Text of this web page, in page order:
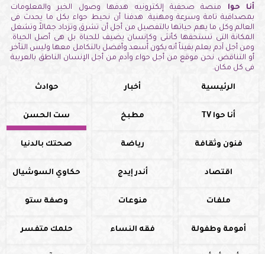
أنا حوا منصة صحفية إلكترونيه هدفها وصول الخبر والمعلومات
بمصداقية تامة وسرعة ومهنية. هدفنا أن نحيط حواء بكل ما يحدث فى
العالم وكل ما يهم حياتها بالتفصيل من أجل أن تشرق وتزداد جمالاً وتشغل
المكانة التى تستحقها كأنثى وكإنسان يضيف للحياة بل هى أصل الحياة.
ومن أجل آدم يعلم يقيناً أنه يكون أسعد وأفضل بالتكامل معها وليس التأخر
أو التناقض. نحن موقع من أجل حواء وآدم من أجل الإنسان الناطق بالعربية
فى كل مكان.
الرئيسية أخبار حوادث
أنا حوا TV مطبخ ست الحسن
فنون وثقافة رياضة صحتك بالدنيا
اقتصاد أندر إيدج حكاوي السوشيال
ملفات منوعات وصفة ستو
أمومة وطفولة فقه النساء حلمك متفسر